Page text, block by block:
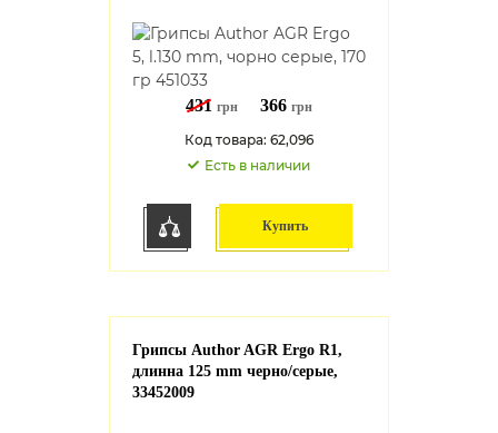
431 грн 366 грн
Код товара: 62,096
Есть в наличии
Купить
Грипсы Author AGR Ergo R1,
длинна 125 mm черно/серые,
33452009